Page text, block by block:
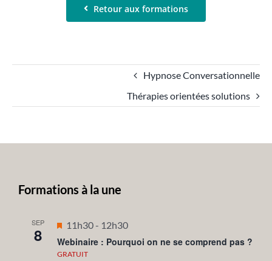
Retour aux formations
Hypnose Conversationnelle
Thérapies orientées solutions
Formations à la une
SEP
8
Mis
en
avant
11h30- 12h30
Webinaire : Pourquoi on ne se comprend pas ?
GRATUIT